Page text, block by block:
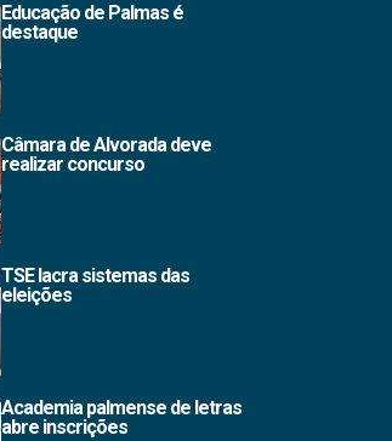
Educação de Palmas é
destaque
Câmara de Alvorada deve
realizar concurso
TSE lacra sistemas das
eleições
Academia palmense de letras
abre inscrições